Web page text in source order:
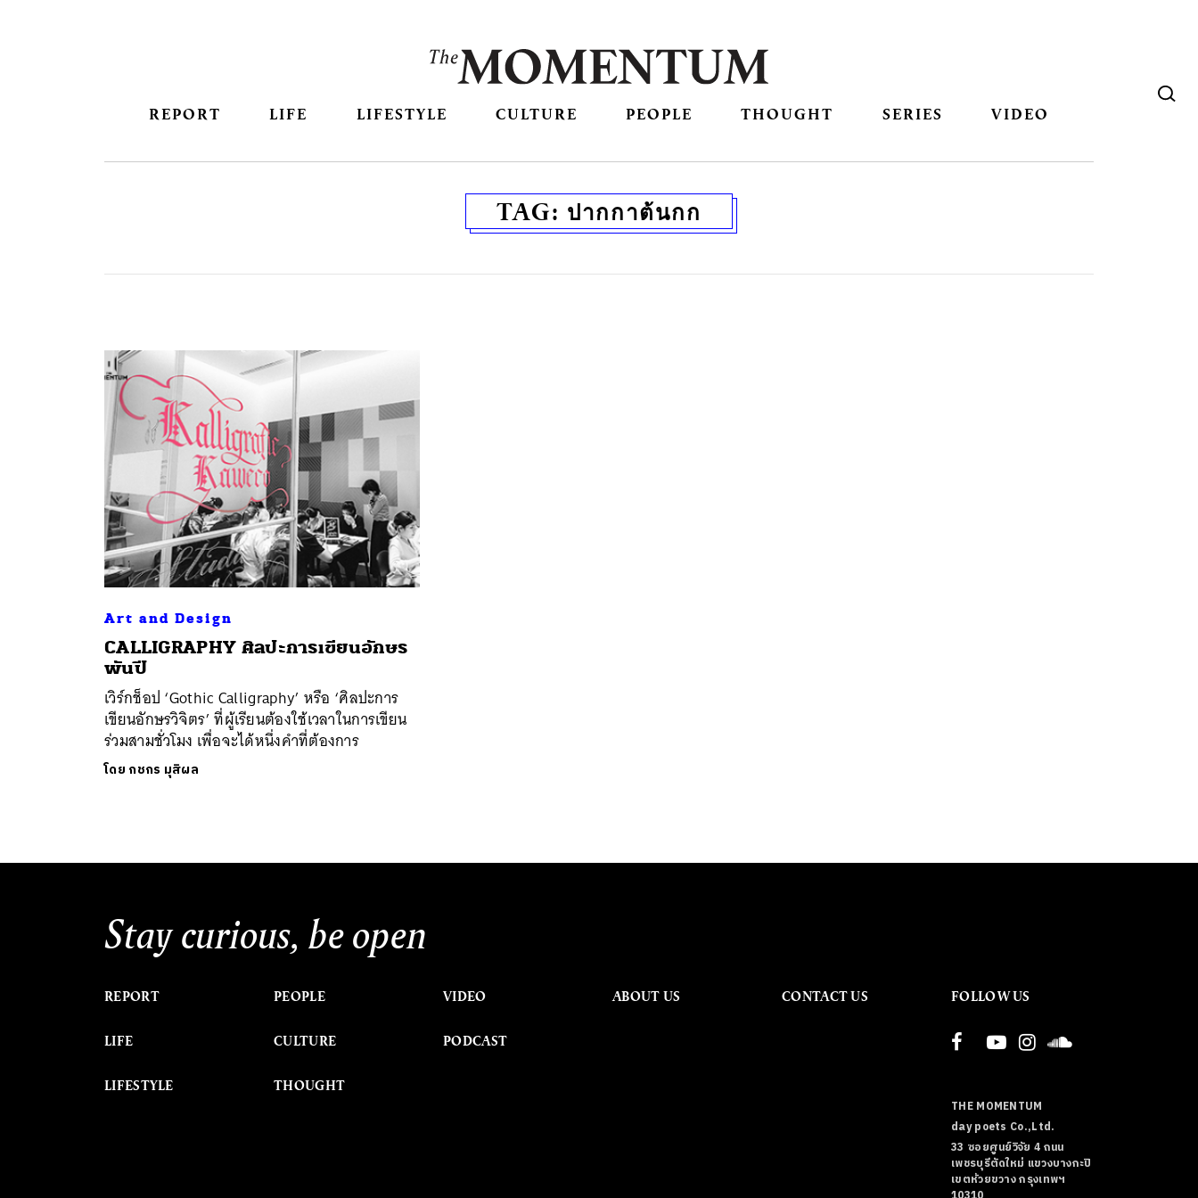
REPORT LIFE LIFESTYLE CULTURE PEOPLE THOUGHT SERIES VIDEO
TAG: ปากกาต้นกก
Art and Design
CALLIGRAPHY ศิลปะการเขียนอักษร
พันปี
เวิร์กช็อป ‘Gothic Calligraphy’ หรือ ‘ศิลปะการ
เขียนอักษรวิจิตร’ ที่ผู้เรียนต้องใช้เวลาในการเขียน
ร่วมสามชั่วโมง เพื่อจะได้หนึ่งคำที่ต้องการ
โดย กชกร มุสิผล
Stay curious, be open
REPORT
LIFE
LIFESTYLE
PEOPLE
CULTURE
THOUGHT
VIDEO
PODCAST
ABOUT US CONTACT US FOLLOW US
THE MOMENTUM
day poets Co.,Ltd.
33 ซอยศูนย์วิจัย 4 ถนน
เพชรบุรีตัดใหม่ แขวงบางกะปิ
เขตห้วยขวาง กรุงเทพฯ
ค้นหา